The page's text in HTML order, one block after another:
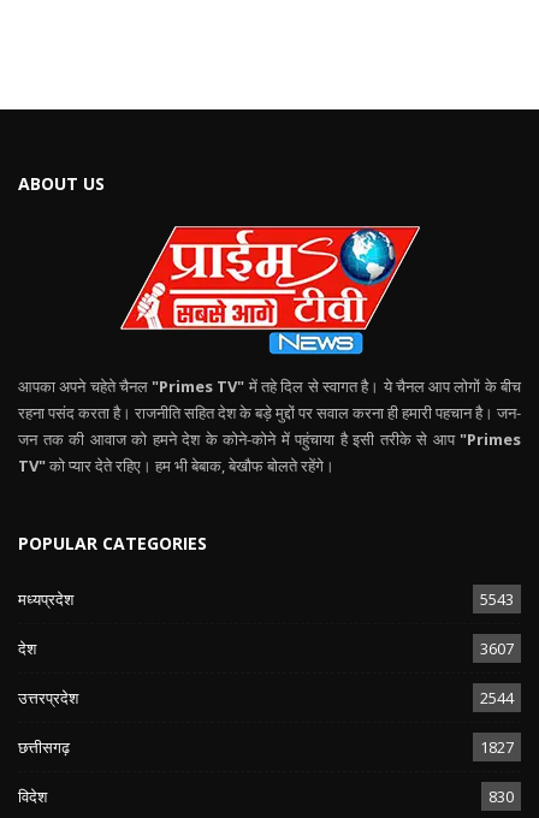
ABOUT US
आपका अपने चहेते चैनल "Primes TV" में तहे दिल से स्वागत है। ये चैनल आप लोगों के बीच
रहना पसंद करता है। राजनीति सहित देश के बड़े मुद्दों पर सवाल करना ही हमारी पहचान है। जन-
जन तक की आवाज को हमने देश के कोने-कोने में पहुंचाया है इसी तरीके से आप "Primes
TV"को प्यार देते रहिए। हम भी बेबाक, बेखौफ बोलते रहेंगे।
POPULAR CATEGORIES
मध्यप्रदेश 5543
देश 3607
उत्तरप्रदेश 2544
छत्तीसगढ़ 1827
विदेश 830